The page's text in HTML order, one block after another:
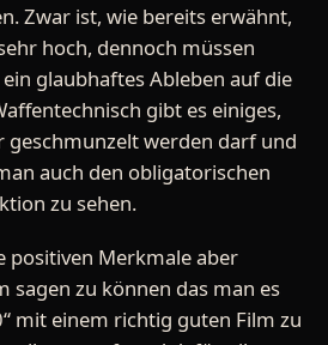
Zwar ist, wie bereits erwähnt,
hoch, dennoch müssen
glaubhaftes Ableben auf die
gibt es einiges,
werden darf und
auch den obligatorischen
zu sehen.
positiven Merkmale aber
sagen zu können das man es
mit einem richtig guten Film zu